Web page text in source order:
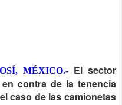
MÉXICO.-El sector
contra de la tenencia
caso de las camionetas